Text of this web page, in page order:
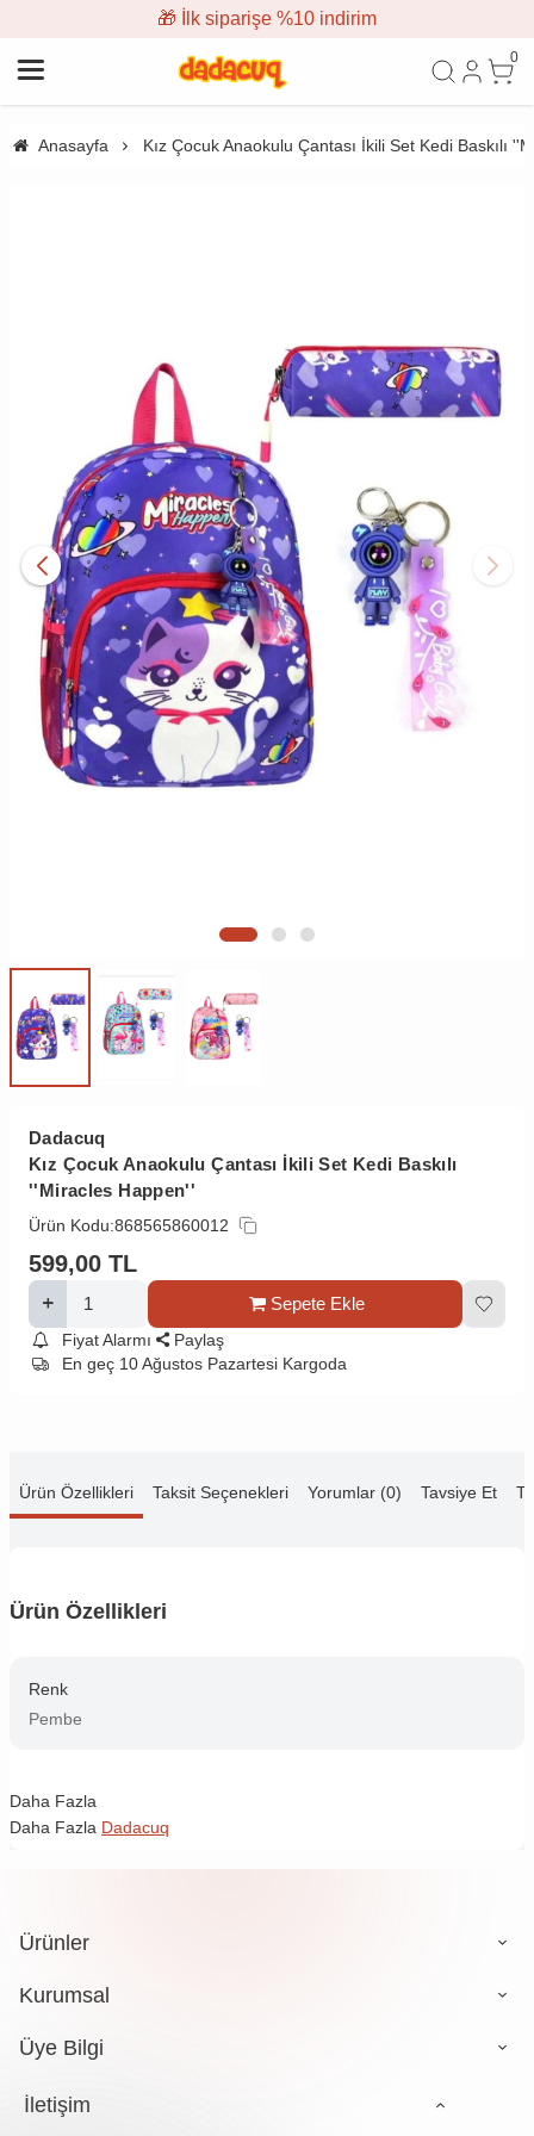
🎁 İlk siparişe %10 indirim
0
Anasayfa Kız Çocuk Anaokulu Çantası İkili Set Kedi Baskılı
Dadacuq
Kız Çocuk Anaokulu Çantası İkili Set Kedi Baskılı
''Miracles Happen''
Ürün Kodu:868565860012
599,00 TL
Sepete Ekle
Fiyat Alarmı
Paylaş
En geç 10 Ağustos Pazartesi Kargoda
Ürün Özellikleri Taksit Seçenekleri Yorumlar (0) Tavsiye Et
Ürün Özellikleri
Renk
Pembe
Daha Fazla
Daha Fazla Dadacuq
Ürünler
Kurumsal
Üye Bilgi
İletişim